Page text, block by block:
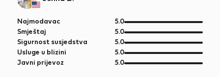
Najmodavac 5.0od
5
Smještaj 5.0od
5
Sigurnost susjedstva 5.0od
5
Usluge u blizini 5.0od
5
Javni prijevoz 5.0od